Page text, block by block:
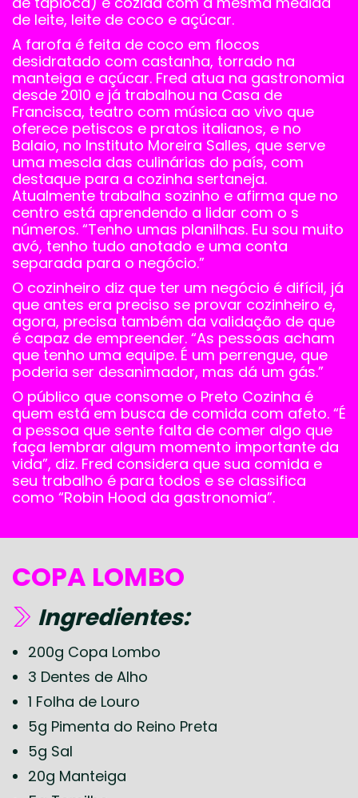
de leite, leite de coco e açúcar.
A farofa é feita de coco em flocos
desidratado com castanha, torrado na
manteiga e açúcar. Fred atua na gastronomia
desde 2010 e já trabalhou na Casa de
Francisca, teatro com música ao vivo que
oferece petiscos e pratos italianos, e no
Balaio, no Instituto Moreira Salles, que serve
uma mescla das culinárias do país, com
destaque para a cozinha sertaneja.
Atualmente trabalha sozinho e afirma que no
centro está aprendendo a lidar com o s
números. “Tenho umas planilhas. Eu sou muito
avó, tenho tudo anotado e uma conta
separada para o negócio.”
O cozinheiro diz que ter um negócio é difícil, já
que antes era preciso se provar cozinheiro e,
agora, precisa também da validação de que
é capaz de empreender. “As pessoas acham
que tenho uma equipe. É um perrengue, que
poderia ser desanimador, mas dá um gás.”
O público que consome o Preto Cozinha é
quem está em busca de comida com afeto. “É
a pessoa que sente falta de comer algo que
faça lembrar algum momento importante da
vida”, diz. Fred considera que sua comida e
seu trabalho é para todos e se classifica
como “Robin Hood da gastronomia”.
COPA LOMBO
Ingredientes:
200g Copa Lombo
3 Dentes de Alho
1 Folha de Louro
5g Pimenta do Reino Preta
5g Sal
20g Manteiga